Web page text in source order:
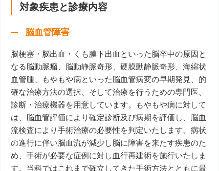
対象疾患と診療内容
脳血管障害
脳梗塞・脳出血・くも膜下出血といった脳卒中の原因と
なる脳動脈瘤、脳動静脈奇形、硬膜動静脈奇形、海綿状
血管腫、もやもや病といった脳血管病変の早期発見、的
確な治療方法の選択、そして治療を行うための専門医、
診断・治療機器を用意しています。もやもや病に対して
は、脳血管評価により確定診断及び病期を評価し、脳血
流検査により手術治療の必要性を判定いたします。病状
の進行に伴い脳血流が減少し脳に障害を来たす疾患のた
め、手術が必要な症例に対し血行再建術を施行いたしま
す。当科ではこれまで確立してきた手術方法とともに最